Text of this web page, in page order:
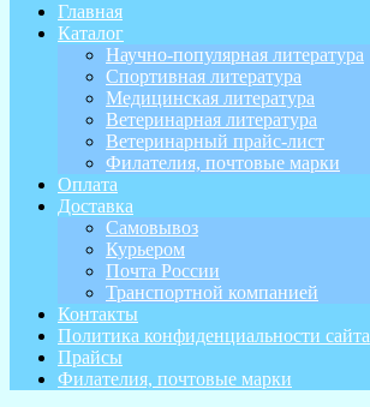
Главная
Каталог
Научно-популярная литература
Спортивная литература
Медицинская литература
Ветеринарная литература
Ветеринарный прайс-лист
Филателия, почтовые марки
Оплата
Доставка
Самовывоз
Курьером
Почта России
Транспортной компанией
Контакты
Политика конфиденциальности сайта
Прайсы
Филателия, почтовые марки